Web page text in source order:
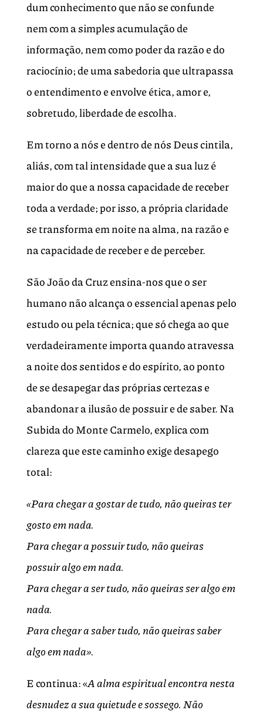
dum conhecimento que não se confunde
nem com a simples acumulação de
informação, nem como poder da razão e do
raciocínio; de uma sabedoria que ultrapassa
o entendimento e envolve ética, amor e,
sobretudo, liberdade de escolha.
Em torno a nós e dentro de nós Deus cintila,
aliás, com tal intensidade que a sua luz é
maior do que a nossa capacidade de receber
toda a verdade; por isso, a própria claridade
se transforma em noite na alma, na razão e
na capacidade de receber e de perceber.
São João da Cruz ensina-nos que o ser
humano não alcança o essencial apenas pelo
estudo ou pela técnica; que só chega ao que
verdadeiramente importa quando atravessa
a noite dos sentidos e do espírito, ao ponto
de se desapegar das próprias certezas e
abandonar a ilusão de possuir e de saber. Na
Subida do Monte Carmelo, explica com
clareza que este caminho exige desapego
total:
«Para chegar a gostar de tudo, não queiras ter
gosto em nada.
Para chegar a possuir tudo, não queiras
possuir algo em nada.
Para chegar a ser tudo, não queiras ser algo em
nada.
Para chegar a saber tudo, não queiras saber
algo em nada».
E continua: «A alma espiritual encontra nesta
desnudez a sua quietude e sossego. Não